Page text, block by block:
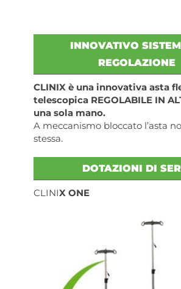
INNOVATIVO
REGOLAZIONE
CLINIX è una innovativa asta
telescopica REGOLABILE IN
una sola mano.
A meccanismo bloccato l’asta
stessa.
DOTAZIONI DI
CLINIX ONE